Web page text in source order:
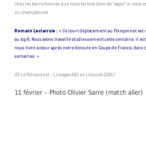
chez les berrichonnes que nous ferions bien de “taper” si nous
en championnat.
Romain Leclaircie : « Ce court déplacement au Poinçonnet
au top 6. Nous avons travaillé studieusement cette semaine, il
nous tient à cœur après notre déroute en Coupe de France, dans
semaines. »
US Le Poinçonnet – Limoges ABCen Limousin(20h)
11 février – Photo Olivier Sarre (match aller)